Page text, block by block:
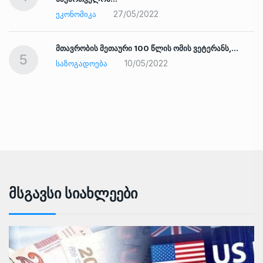
ᲔᲙᲝᲜᲝᲛᲘᲙᲐ
27/05/2022
5
მთავრობის მეთაური 100 წლის ომის ვეტერანს,…
ᲡᲐᲖᲝᲒᲐᲓᲝᲔᲑᲐ
10/05/2022
Მსგავსი Სიახლეები